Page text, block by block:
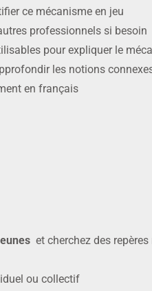
ce mécanisme en jeu
professionnels si besoin
pour expliquer le
les notions
en français
et cherchez des
ou collectif